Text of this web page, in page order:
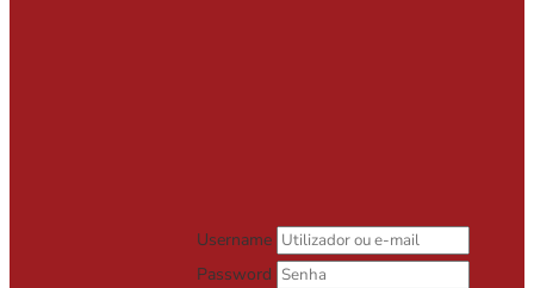
Username
Password